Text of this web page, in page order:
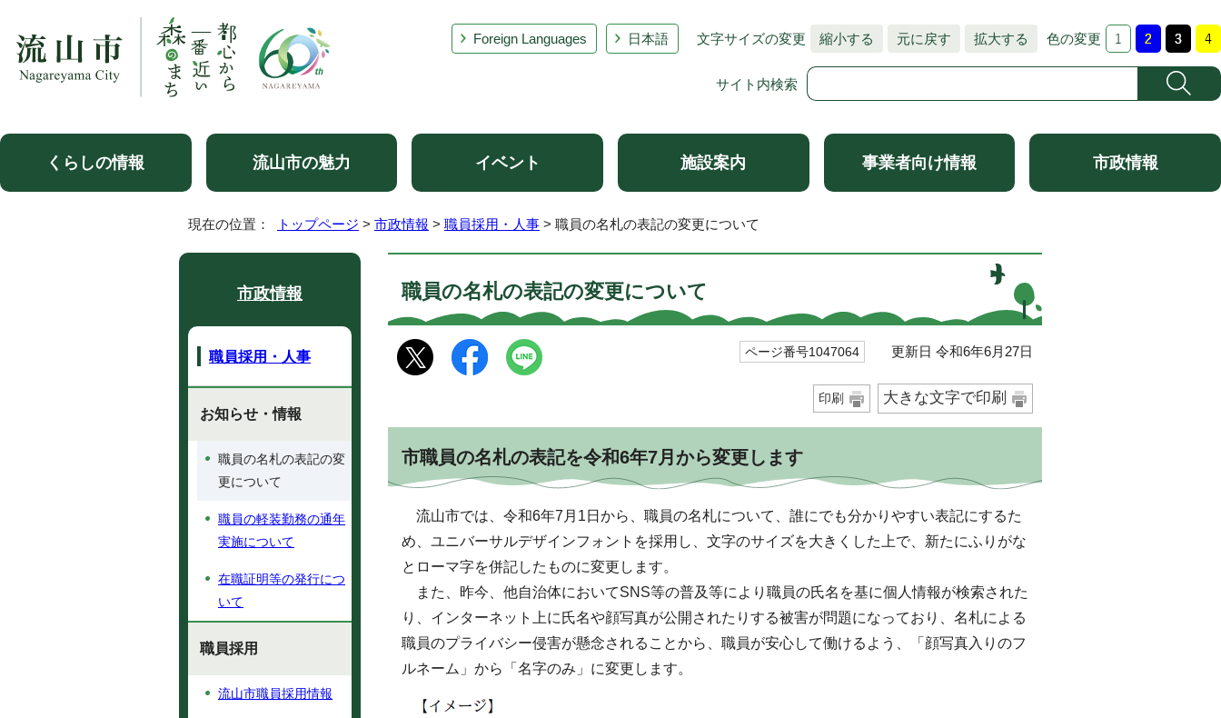
Foreign Languages 日本語 文字サイズの変更 縮小する 元に戻す 拡大する 色の変更
サイト内検索
くらしの情報 流山市の魅力 イベント 施設案内 事業者向け情報 市政情報
現在の位置： トップページ > 市政情報 > 職員採用・人事 > 職員の名札の表記の変更について
職員の名札の表記の変更について
ページ番号1047064 更新日 令和6年6月27日
印刷 大きな文字で印刷
市職員の名札の表記を令和6年7月から変更します
流山市では、令和6年7月1日から、職員の名札について、誰にでも分かりやすい表記にするた
め、ユニバーサルデザインフォントを採用し、文字のサイズを大きくした上で、新たにふりがな
とローマ字を併記したものに変更します。
また、昨今、他自治体においてSNS等の普及等により職員の氏名を基に個人情報が検索された
り、インターネット上に氏名や顔写真が公開されたりする被害が問題になっており、名札による
職員のプライバシー侵害が懸念されることから、職員が安心して働けるよう、「顔写真入りのフ
ルネーム」から「名字のみ」に変更します。
市政情報
職員採用・人事
お知らせ・情報
職員の名札の表記の変
更について
職員の軽装勤務の通年
実施について
在職証明等の発行につ
いて
職員採用
流山市職員採用情報